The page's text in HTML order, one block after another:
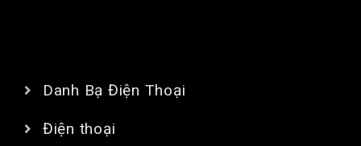
Danh Bạ Điện Thoại
Điện thoại